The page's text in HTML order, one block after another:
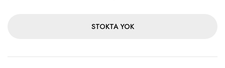
STOKTA YOK